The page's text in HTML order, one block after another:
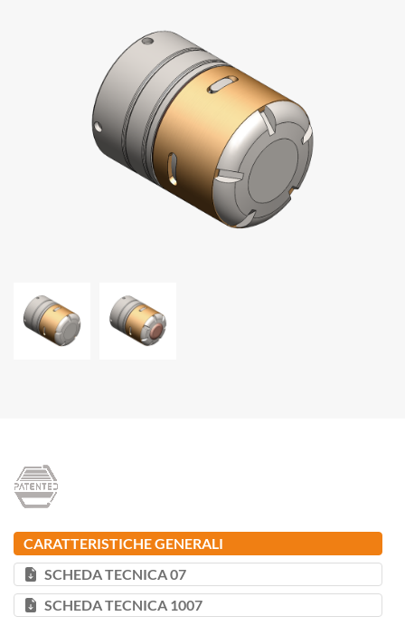
CARATTERISTICHE GENERALI
SCHEDA TECNICA 07
SCHEDA TECNICA 1007